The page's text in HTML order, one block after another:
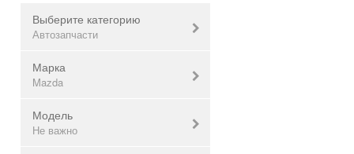
Выберите категорию
Автозапчасти
Автозапчасти
Марка
Mazda
Audi
BMW
Модель
Не важно